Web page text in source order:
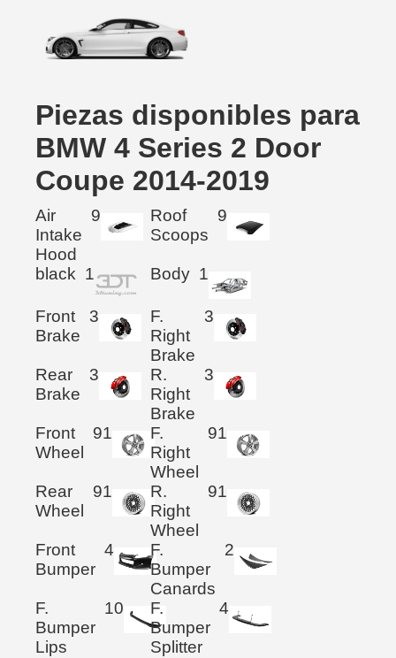
Piezas disponibles para
BMW 4 Series 2 Door
Coupe 2014-2019
Air
Intake
Hood
9
Roof
Scoops
9
black 1 Body 1
Front
Brake
3
F.
Right
Brake
3
Rear
Brake
3
R.
Right
Brake
3
Front
Wheel
91
F.
Right
Wheel
91
Rear
Wheel
91
R.
Right
Wheel
91
Front
Bumper
4
F.
Bumper
Canards
2
F.
Bumper
Lips
10
F.
Bumper
Splitter
4